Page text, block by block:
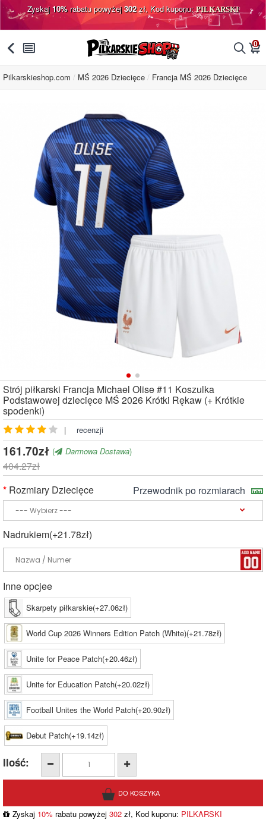
Zyskaj10%rabatu powyżej302zł, Kod kuponu:PILKARSKI
󰅯 󰂩 󰂨 0
󰃦
Pilkarskieshop.com MŚ 2026 Dziecięce Francja MŚ 2026 Dziecięce
Strój piłkarski Francja Michael Olise #11 Koszulka
Podstawowej dziecięce MŚ 2026 Krótki Rękaw (+ Krótkie
spodenki)
| recenzji
161.70zł ( Darmowa Dostawa)
404.27zł
Rozmiary Dziecięce
Przewodnik po rozmiarach
Nadrukiem(+21.78zł)
Inne opcjee
Skarpety piłkarskie(+27.06zł)
World Cup 2026 Winners Edition Patch (White)(+21.78zł)
Unite for Peace Patch(+20.46zł)
Unite for Education Patch(+20.02zł)
Football Unites the World Patch(+20.90zł)
Debut Patch(+19.14zł)
Ilość:
Zyskaj 10% rabatu powyżej 302 zł, Kod kuponu: PILKARSKI